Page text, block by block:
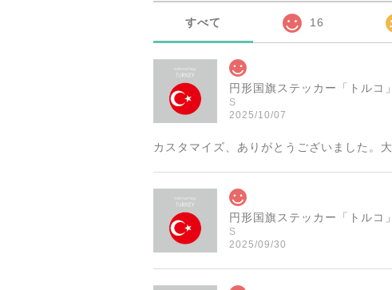
すべて 16
S
2025/10/07
カスタマイズ、ありがとうございました。
S
2025/09/30